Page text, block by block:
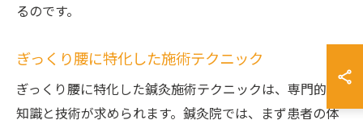
るのです。
ぎっくり腰に特化した施術テクニック
ぎっくり腰に特化した鍼灸施術テクニックは、専門的な
知識と技術が求められます。鍼灸院では、まず患者の体